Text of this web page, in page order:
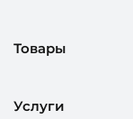
Товары
Услуги